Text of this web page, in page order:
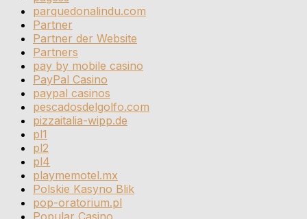
parquedonalindu.com
Partner
Partner der Website
Partners
pay by mobile casino
PayPal Casino
paypal casinos
pescadosdelgolfo.com
pizzaitalia-wipp.de
pl1
pl2
pl4
playmemotel.mx
Polskie Kasyno Blik
pop-oratorium.pl
Popular Casino